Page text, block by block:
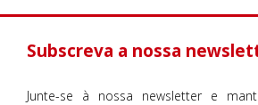
Subscreva a nossa
Junte-se à nossa newsletter e